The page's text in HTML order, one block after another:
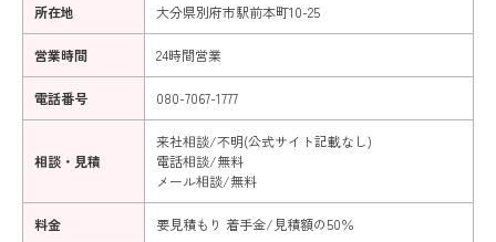
所在地 大分県別府市駅前本町10-25
営業時間 24時間営業
電話番号 080-7067-1777
相談・見積
来社相談/不明(公式サイト記載なし)
電話相談/無料
メール相談/無料
料金 要見積もり 着手金/見積額の50％